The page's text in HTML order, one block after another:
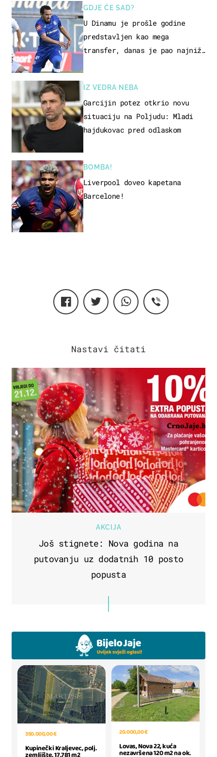
GDJE ĆE SAD?
U Dinamu je prošle godine
predstavljen kao mega
transfer, danas je pao najniže
IZ VEDRA NEBA
Garcijin potez otkrio novu
situaciju na Poljudu: Mladi
hajdukovac pred odlaskom
BOMBA!
Liverpool doveo kapetana
Barcelone!
AKCIJA
Još stignete: Nova godina na
putovanju uz dodatnih 10 posto
popusta
350.000,00 €
Kupinečki Kraljevec, polj.
20.000,00 €
Lovas, Nova 22, kuća
nezavršena 120 m2 na ok.